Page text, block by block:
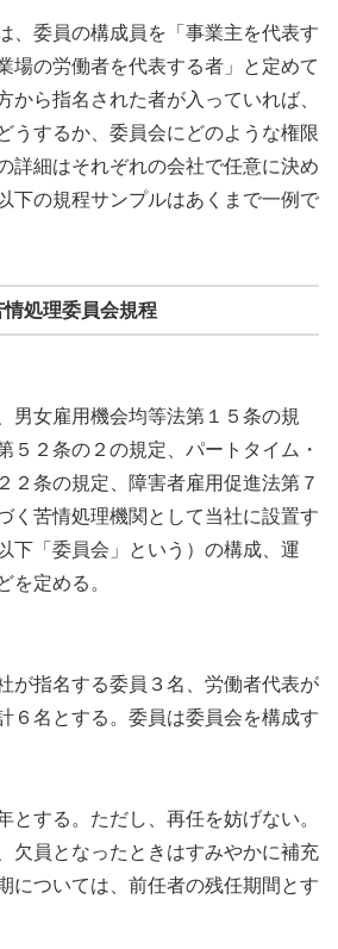
、委員の構成員を「事業主を代表す
場の労働者を代表する者」と定めて
から指名された者が入っていれば、
うするか、委員会にどのような権限
詳細はそれぞれの会社で任意に決め
下の規程サンプルはあくまで一例で
情処理委員会規程
女雇用機会均等法第１５条の規
５２条の２の規定、パートタイム・
２条の規定、障害者雇用促進法第７
く苦情処理機関として当社に設置す
下「委員会」という）の構成、運
を定める。
指名する委員３名、労働者代表が
６名とする。委員は委員会を構成す
する。ただし、再任を妨げない。
欠員となったときはすみやかに補充
については、前任者の残任期間とす